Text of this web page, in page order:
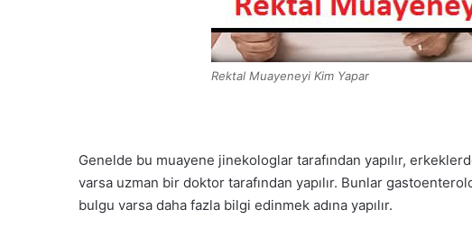
Rektal Muayeneyi Kim Yapar
Genelde bu muayene jinekologlar tarafından yapılır,
varsa uzman bir doktor tarafından yapılır. Bunlar
bulgu varsa daha fazla bilgi edinmek adına yapılır.